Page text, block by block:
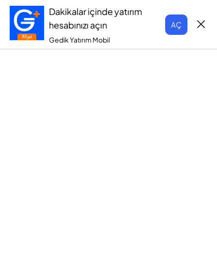
Dakikalar içinde yatırım
hesabınızı açın
Gedik Yatırım Mobil
AÇ